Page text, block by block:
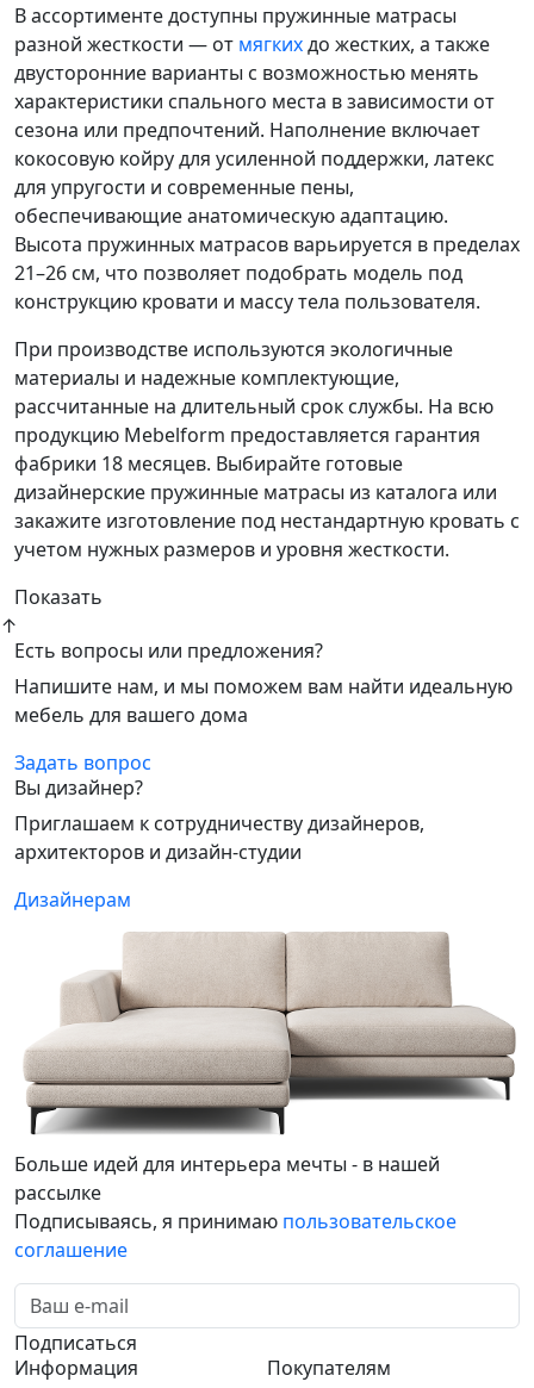
В ассортименте доступны пружинные матрасы
разной жесткости — от мягкихдо жестких, а также
двусторонние варианты с возможностью менять
характеристики спального места в зависимости от
сезона или предпочтений. Наполнение включает
кокосовую койру для усиленной поддержки, латекс
для упругости и современные пены,
обеспечивающие анатомическую адаптацию.
Высота пружинных матрасов варьируется в пределах
21–26 см, что позволяет подобрать модель под
конструкцию кровати и массу тела пользователя.
При производстве используются экологичные
материалы и надежные комплектующие,
рассчитанные на длительный срок службы. На всю
продукцию Mebelform предоставляется гарантия
фабрики 18 месяцев. Выбирайте готовые
дизайнерские пружинные матрасы из каталога или
закажите изготовление под нестандартную кровать с
учетом нужных размеров и уровня жесткости.
Показать
↑
Есть вопросы или предложения?
Напишите нам, и мы поможем вам найти идеальную
мебель для вашего дома
Задать вопрос
Вы дизайнер?
Приглашаем к сотрудничеству дизайнеров,
архитекторов и дизайн-студии
Дизайнерам
Больше идей для интерьера мечты - в нашей
рассылке
Подписываясь, я принимаю пользовательское
соглашение
Подписаться
Информация
Покупателям